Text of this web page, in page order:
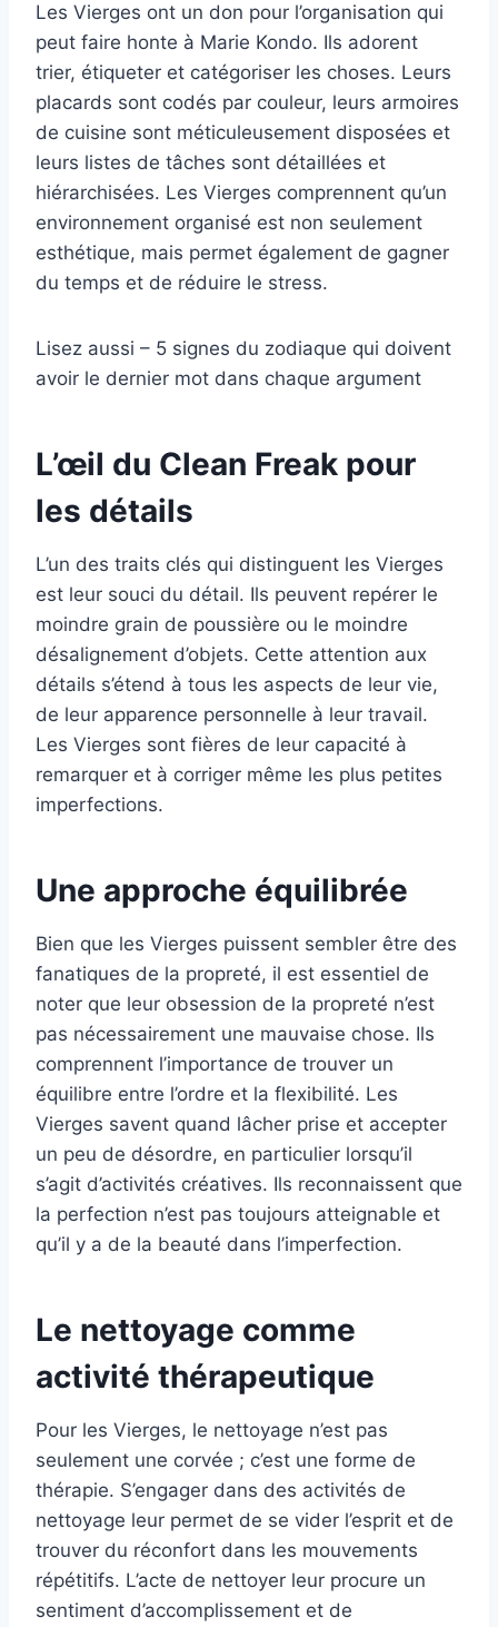
Les Vierges ont un don pour l’organisation qui
peut faire honte à Marie Kondo. Ils adorent
trier, étiqueter et catégoriser les choses. Leurs
placards sont codés par couleur, leurs armoires
de cuisine sont méticuleusement disposées et
leurs listes de tâches sont détaillées et
hiérarchisées. Les Vierges comprennent qu’un
environnement organisé est non seulement
esthétique, mais permet également de gagner
du temps et de réduire le stress.
Lisez aussi – 5 signes du zodiaque qui doivent
avoir le dernier mot dans chaque argument
L’œil du Clean Freak pour
les détails
L’un des traits clés qui distinguent les Vierges
est leur souci du détail. Ils peuvent repérer le
moindre grain de poussière ou le moindre
désalignement d’objets. Cette attention aux
détails s’étend à tous les aspects de leur vie,
de leur apparence personnelle à leur travail.
Les Vierges sont fières de leur capacité à
remarquer et à corriger même les plus petites
imperfections.
Une approche équilibrée
Bien que les Vierges puissent sembler être des
fanatiques de la propreté, il est essentiel de
noter que leur obsession de la propreté n’est
pas nécessairement une mauvaise chose. Ils
comprennent l’importance de trouver un
équilibre entre l’ordre et la flexibilité. Les
Vierges savent quand lâcher prise et accepter
un peu de désordre, en particulier lorsqu’il
s’agit d’activités créatives. Ils reconnaissent que
la perfection n’est pas toujours atteignable et
qu’il y a de la beauté dans l’imperfection.
Le nettoyage comme
activité thérapeutique
Pour les Vierges, le nettoyage n’est pas
seulement une corvée ; c’est une forme de
thérapie. S’engager dans des activités de
nettoyage leur permet de se vider l’esprit et de
trouver du réconfort dans les mouvements
répétitifs. L’acte de nettoyer leur procure un
sentiment d’accomplissement et de